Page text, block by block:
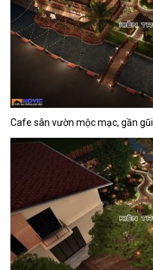
Cafe sân vườn mộc mạc, gần gũi